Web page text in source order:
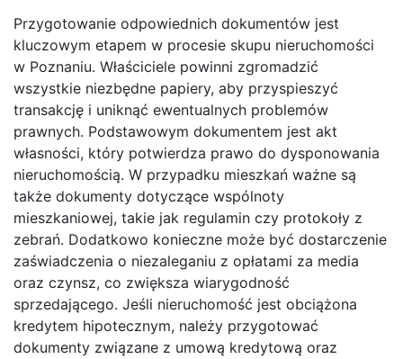
Przygotowanie odpowiednich dokumentów jest
kluczowym etapem w procesie skupu nieruchomości
w Poznaniu. Właściciele powinni zgromadzić
wszystkie niezbędne papiery, aby przyspieszyć
transakcję i uniknąć ewentualnych problemów
prawnych. Podstawowym dokumentem jest akt
własności, który potwierdza prawo do dysponowania
nieruchomością. W przypadku mieszkań ważne są
także dokumenty dotyczące wspólnoty
mieszkaniowej, takie jak regulamin czy protokoły z
zebrań. Dodatkowo konieczne może być dostarczenie
zaświadczenia o niezaleganiu z opłatami za media
oraz czynsz, co zwiększa wiarygodność
sprzedającego. Jeśli nieruchomość jest obciążona
kredytem hipotecznym, należy przygotować
dokumenty związane z umową kredytową oraz